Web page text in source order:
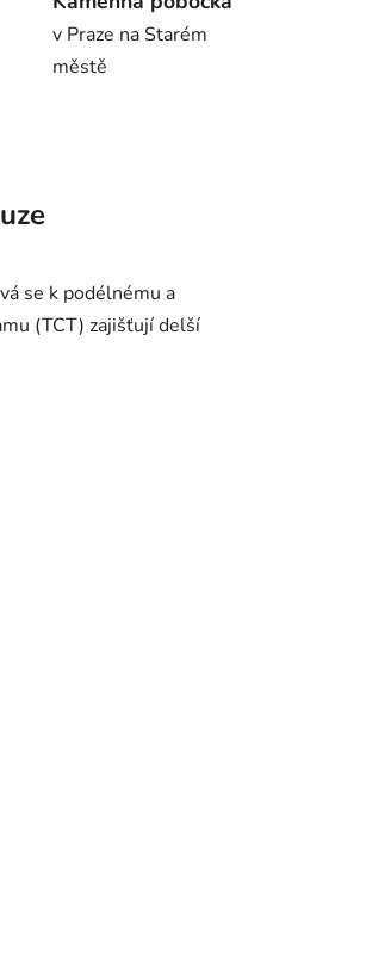
v Praze na Starém
městě
se k podélnému a
(TCT) zajišťují delší